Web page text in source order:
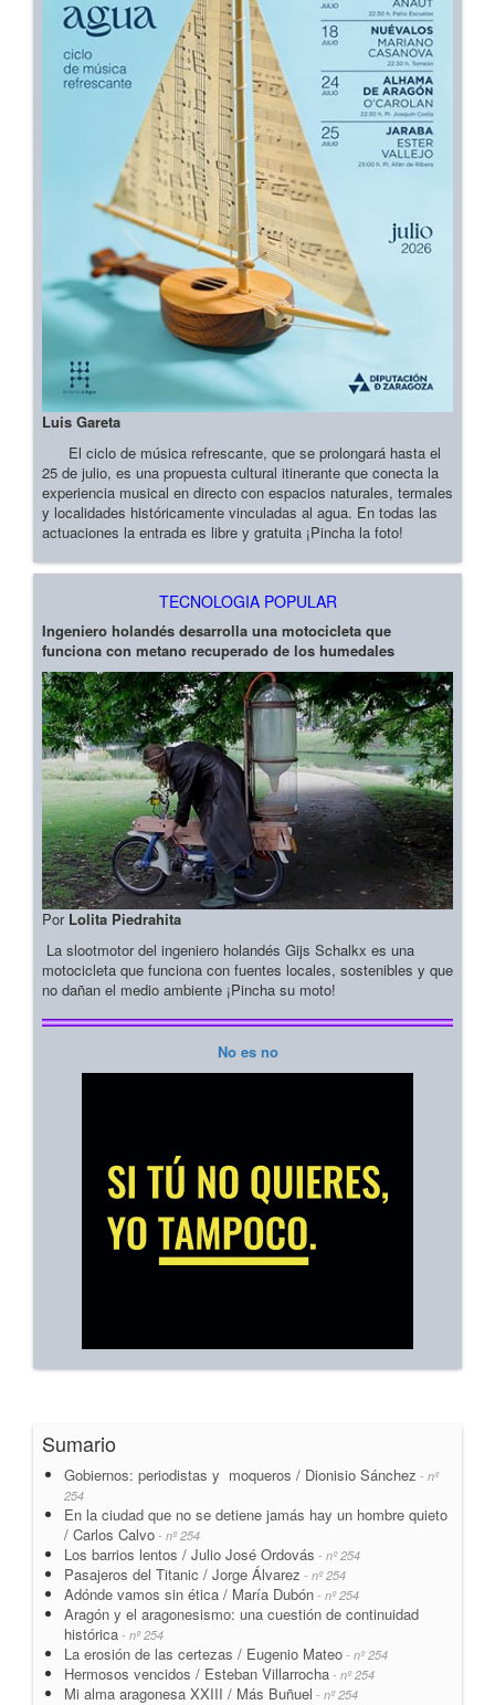
Luis Gareta
El ciclo de música refrescante, que se prolongará hasta el
25 de julio, es una propuesta cultural itinerante que conecta la
experiencia musical en directo con espacios naturales, termales
y localidades históricamente vinculadas al agua. En todas las
actuaciones la entrada es libre y gratuita ¡Pincha la foto!
TECNOLOGIA POPULAR
Ingeniero holandés desarrolla una motocicleta que
funciona con metano recuperado de los humedales
Por Lolita Piedrahita
La slootmotor del ingeniero holandés Gijs Schalkx es una
motocicleta que funciona con fuentes locales, sostenibles y que
no dañan el medio ambiente ¡Pincha su moto!
No es no
Sumario
Gobiernos: periodistas y moqueros / Dionisio Sánchez - nº
254
En la ciudad que no se detiene jamás hay un hombre quieto
/ Carlos Calvo - nº 254
Los barrios lentos / Julio José Ordovás - nº 254
Pasajeros del Titanic / Jorge Álvarez - nº 254
Adónde vamos sin ética / María Dubón - nº 254
Aragón y el aragonesismo: una cuestión de continuidad
histórica - nº 254
La erosión de las certezas / Eugenio Mateo - nº 254
Hermosos vencidos / Esteban Villarrocha - nº 254
Mi alma aragonesa XXIII / Más Buñuel - nº 254